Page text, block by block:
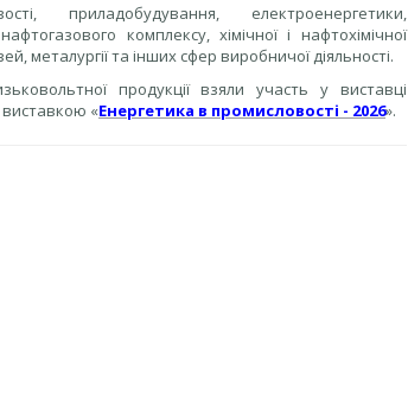
приладобудування, електроенергетики,
комплексу, хімічної і нафтохімічної
металургії та інших сфер виробничої діяльності.
продукції взяли участь у виставці
виставкою «Енергетика в промисловості - 2026».